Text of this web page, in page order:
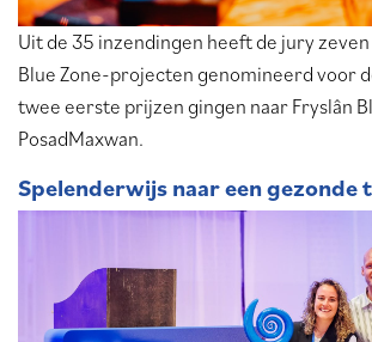
Uit de 35 inzendingen heeft de jury
Blue Zone-projecten genomineerd voor
twee eerste prijzen gingen naar Fryslân
PosadMaxwan.
Spelenderwijs naar een gezonde